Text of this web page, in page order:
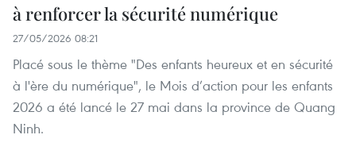
à renforcer la sécurité numérique
27/05/2026 08:21
Placé sous le thème "Des enfants heureux et en sécurité
à l'ère du numérique", le Mois d’action pour les enfants
2026 a été lancé le 27 mai dans la province de Quang
Ninh.